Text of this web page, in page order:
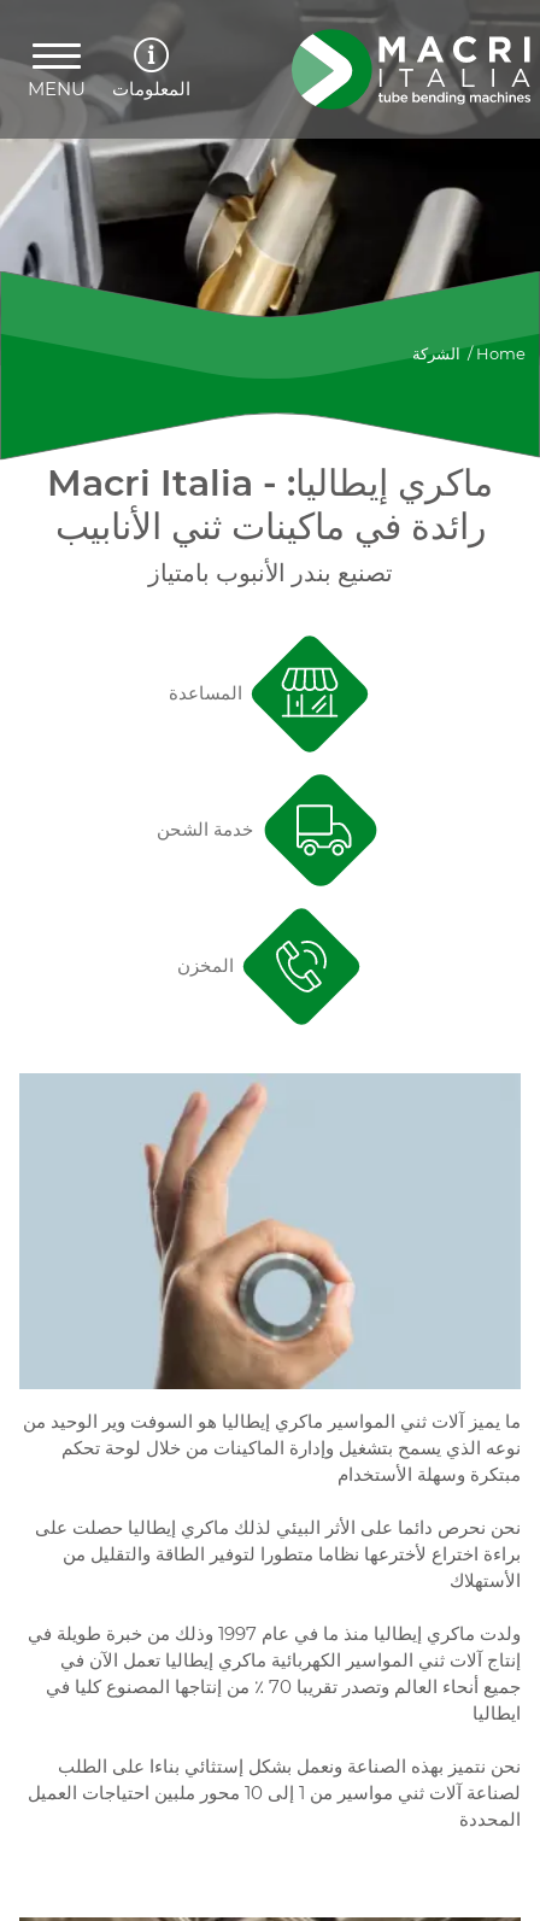
المعلومات MENU
Home
/الشركة
Macri Italia - ماكري إيطاليا:
رائدة في ماكينات ثني الأنابيب
تصنيع بندر الأنبوب بامتياز
المساعدة
خدمة الشحن
المخزن
ما يميز آلات ثني المواسير ماكري إيطاليا هو السوفت وير الوحيد من
نوعه الذي يسمح بتشغيل وإدارة الماكينات من خلال لوحة تحكم
مبتكرة وسهلة الأستخدام
نحن نحرص دائما على الأثر البيئي لذلك ماكري إيطاليا حصلت على
براءة اختراع لأخترعها نظاما متطورا لتوفير الطاقة والتقليل من
الأستهلاك
ولدت ماكري إيطاليا منذ ما في عام 1997 وذلك من خبرة طويلة في
إنتاج آلات ثني المواسير الكهربائية ماكري إيطاليا تعمل الآن في
جميع أنحاء العالم وتصدر تقريبا 70 ٪ من إنتاجها المصنوع كليا في
ايطاليا
نحن نتميز بهذه الصناعة ونعمل بشكل إستثائي بناءا على الطلب
لصناعة آلات ثني مواسير من 1 إلى 10 محور ملبين احتياجات العميل
المحددة